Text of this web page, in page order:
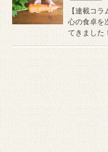
【連載コ
心の食卓を
てきました！